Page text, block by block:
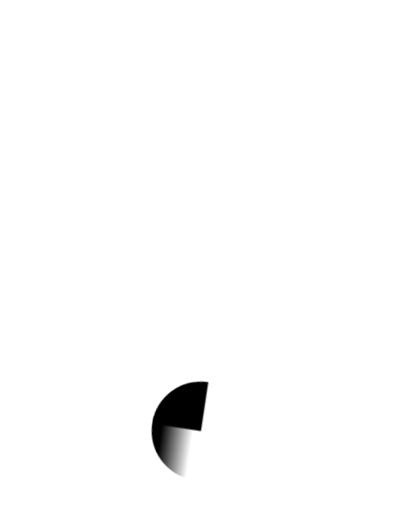
2023년 하반기 재정
지원일자리사업(지
역공동체일자리)참